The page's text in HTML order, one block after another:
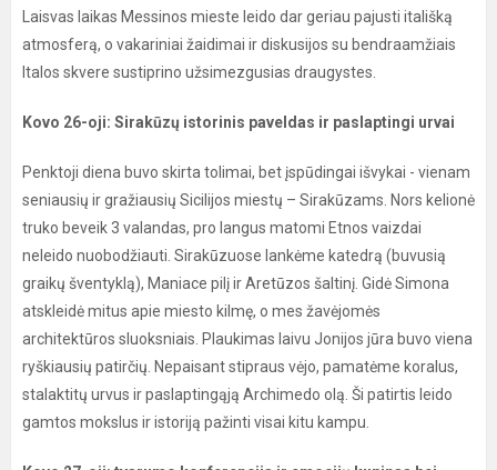
Laisvas laikas Messinos mieste leido dar geriau pajusti itališką
atmosferą, o vakariniai žaidimai ir diskusijos su bendraamžiais
Italos skvere sustiprino užsimezgusias draugystes.
Kovo 26-oji: Sirakūzų istorinis paveldas ir paslaptingi urvai
Penktoji diena buvo skirta tolimai, bet įspūdingai išvykai - vienam
seniausių ir gražiausių Sicilijos miestų – Sirakūzams. Nors kelionė
truko beveik 3 valandas, pro langus matomi Etnos vaizdai
neleido nuobodžiauti. Sirakūzuose lankėme katedrą (buvusią
graikų šventyklą), Maniace pilį ir Aretūzos šaltinį. Gidė Simona
atskleidė mitus apie miesto kilmę, o mes žavėjomės
architektūros sluoksniais. Plaukimas laivu Jonijos jūra buvo viena
ryškiausių patirčių. Nepaisant stipraus vėjo, pamatėme koralus,
stalaktitų urvus ir paslaptingąją Archimedo olą. Ši patirtis leido
gamtos mokslus ir istoriją pažinti visai kitu kampu.